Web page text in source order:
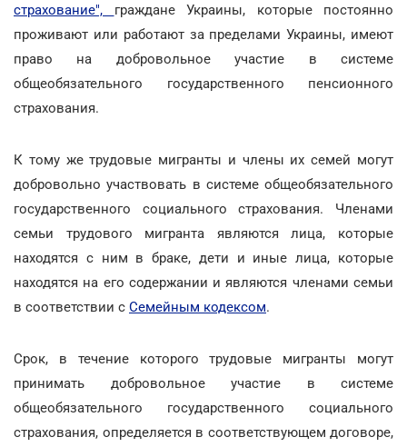
страхование", граждане Украины, которые постоянно
проживают или работают за пределами Украины, имеют
право на добровольное участие в системе
общеобязательного государственного пенсионного
страхования.
К тому же трудовые мигранты и члены их семей могут
добровольно участвовать в системе общеобязательного
государственного социального страхования. Членами
семьи трудового мигранта являются лица, которые
находятся с ним в браке, дети и иные лица, которые
находятся на его содержании и являются членами семьи
в соответствии с Семейным кодексом.
Срок, в течение которого трудовые мигранты могут
принимать добровольное участие в системе
общеобязательного государственного социального
страхования, определяется в соответствующем договоре,